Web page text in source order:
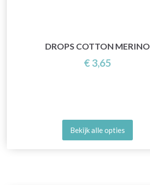
DROPS COTTON MERINO
€ 3,65
Bekijk alle opties